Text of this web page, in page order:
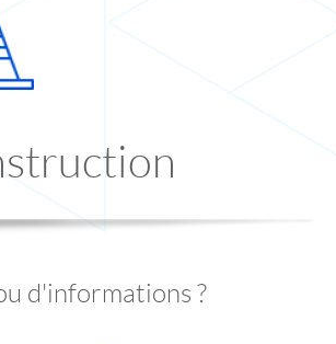
d'informations ?